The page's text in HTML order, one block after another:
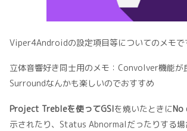
Viper4Androidの設定項目等についてのメモで
立体音響好き同士用のメモ：Convolver機能
Surroundなんかも楽しいのでおすすめ
Project Trebleを使ってGSIを焼いたときにNo
示されたり、Status Abnormalだったりする場